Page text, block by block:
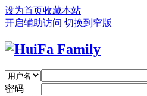
设为首页收藏本站
开启辅助访问 切换到窄版
密码